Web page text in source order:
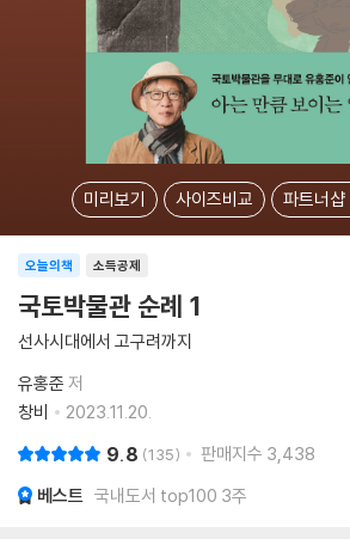
미리보기 사이즈비교 파트너샵
소득공제
오늘의책
국토박물관 순례 1
선사시대에서 고구려까지
유홍준 저
창비
2023.11.20.
9.8 135 판매지수 3,438
베스트 국내도서 top100 3주